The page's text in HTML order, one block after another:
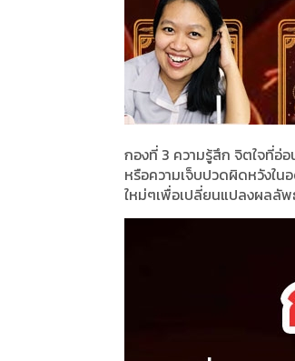
กองที่ 3 ความรู้สึก จิตใจที่อ่อ
หรือความเจ็บปวดผิดหวังใน
ใหม่ๆเพื่อเปลี่ยนแปลงผลลัพ